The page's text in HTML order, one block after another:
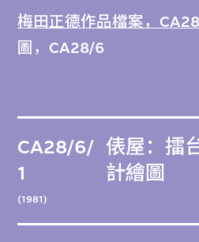
梅田正德作品檔案，CA28
圖，CA28/6
CA28/6/
1
(1981)
俵屋：擂
計繪圖